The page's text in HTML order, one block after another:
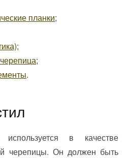
планки;
;
;
.
используется в качестве
черепицы. Он должен быть